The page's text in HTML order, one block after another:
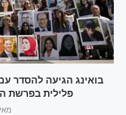
בואינג הגיעה להסדר
פלילית בפרשת
מאי 23, 2025